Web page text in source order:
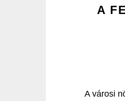
A
A városi